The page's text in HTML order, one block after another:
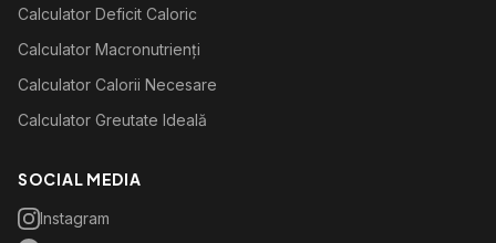
Calculator Deficit Caloric
Calculator Macronutrienți
Calculator Calorii Necesare
Calculator Greutate Ideală
SOCIAL MEDIA
Instagram